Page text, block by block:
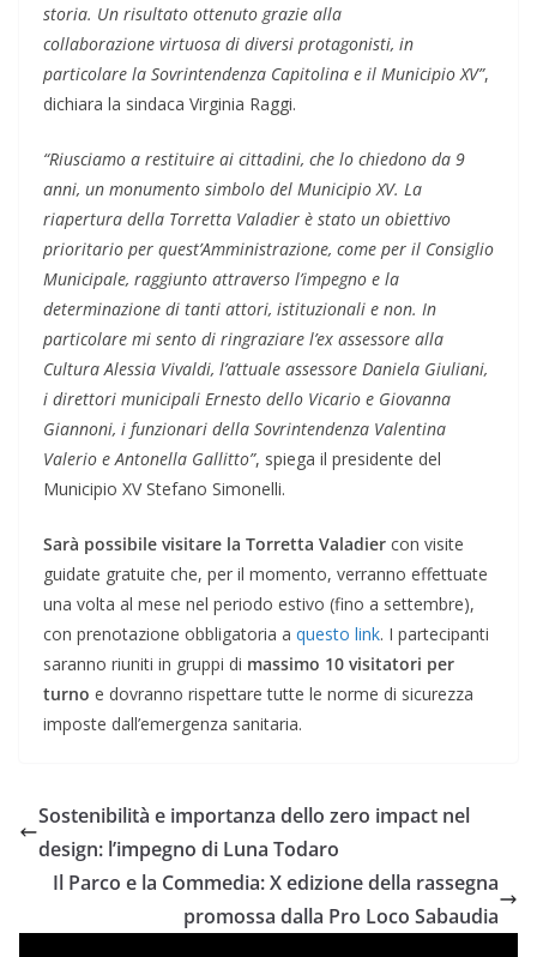
storia. Un risultato ottenuto grazie alla
collaborazione virtuosa di diversi protagonisti, in
particolare la Sovrintendenza Capitolina e il Municipio XV”,
dichiara la sindaca Virginia Raggi.
“Riusciamo a restituire ai cittadini, che lo chiedono da 9
anni, un monumento simbolo del Municipio XV. La
riapertura della Torretta Valadier è stato un obiettivo
prioritario per quest’Amministrazione, come per il Consiglio
Municipale, raggiunto attraverso l’impegno e la
determinazione di tanti attori, istituzionali e non. In
particolare mi sento di ringraziare l’ex assessore alla
Cultura Alessia Vivaldi, l’attuale assessore Daniela Giuliani,
i direttori municipali Ernesto dello Vicario e Giovanna
Giannoni, i funzionari della Sovrintendenza Valentina
Valerio e Antonella Gallitto”, spiega il presidente del
Municipio XV Stefano Simonelli.
Sarà possibile visitare la Torretta Valadier con visite
guidate gratuite che, per il momento, verranno effettuate
una volta al mese nel periodo estivo (fino a settembre),
con prenotazione obbligatoria a questo link. I partecipanti
saranno riuniti in gruppi di massimo 10 visitatori per
turno e dovranno rispettare tutte le norme di sicurezza
imposte dall’emergenza sanitaria.
Sostenibilità e importanza dello zero impact nel
design: l’impegno di Luna Todaro
Il Parco e la Commedia: X edizione della rassegna
promossa dalla Pro Loco Sabaudia